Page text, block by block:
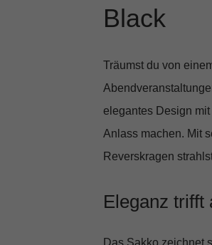
Black
Träumst du von
elegantes Design
Anlass machen. Mit
Reverskragen
Eleganz trifft
Das Sakko zeichnet